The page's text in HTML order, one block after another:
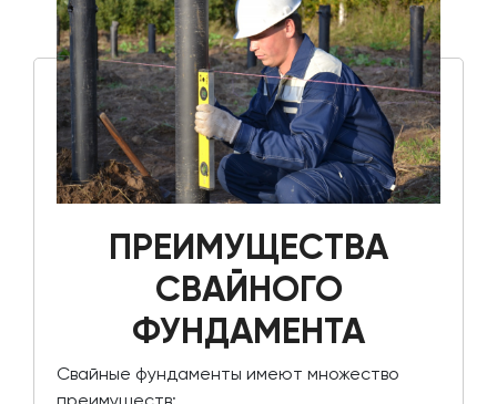
ПРЕИМУЩЕСТВА
СВАЙНОГО
ФУНДАМЕНТА
Свайные фундаменты имеют множество